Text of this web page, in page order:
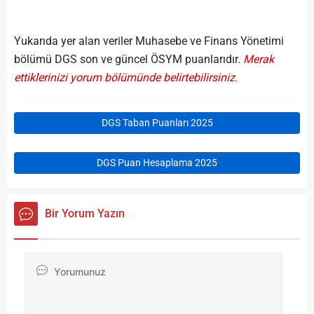
Yukarıda yer alan veriler Muhasebe ve Finans Yönetimi
bölümü DGS son ve güncel ÖSYM puanlarıdır. Merak
ettiklerinizi yorum bölümünde belirtebilirsiniz.
DGS Taban Puanları 2025
DGS Puan Hesaplama 2025
Bir Yorum Yazın